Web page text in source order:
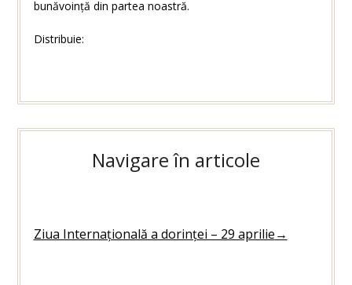
bunăvoință din partea noastră.
Distribuie:
Navigare în articole
Ziua Internațională a dorinței – 29 aprilie→